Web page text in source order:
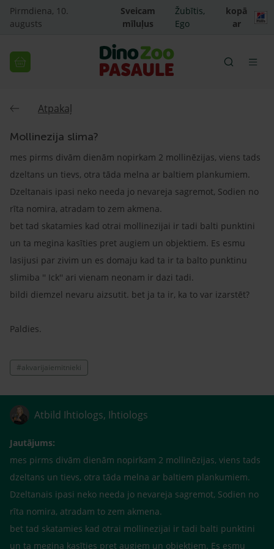
Pirmdiena, 10.
augusts
Sveicam
mīluļus
Žubītis,
Ego
kopā
ar
Atpakaļ
Mollinezija slima?
mes pirms divām dienām nopirkam 2 mollinēzijas, viens tads
dzeltans un tievs, otra tāda melna ar baltiem plankumiem.
Dzeltanais ipasi neko needa jo nevareja sagremot, Sodien no
rīta nomira, atradam to zem akmena.
bet tad skatamies kad otrai mollinezijai ir tadi balti punktini
un ta megina kasīties pret augiem un objektiem. Es esmu
lasijusi par zivim un es domaju kad ta ir ta balto punktinu
slimiba '' Ick'' ari vienam neonam ir dazi tadi.
bildi diemzel nevaru aizsutit. bet ja ta ir, ka to var izarstēt?
Paldies.
#akvarijaiemitnieki
Atbild Ihtiologs, Ihtiologs
Jautājums:
mes pirms divām dienām nopirkam 2 mollinēzijas, viens tads
dzeltans un tievs, otra tāda melna ar baltiem plankumiem.
Dzeltanais ipasi neko needa jo nevareja sagremot, Sodien no
rīta nomira, atradam to zem akmena.
bet tad skatamies kad otrai mollinezijai ir tadi balti punktini
un ta megina kasīties pret augiem un objektiem. Es esmu